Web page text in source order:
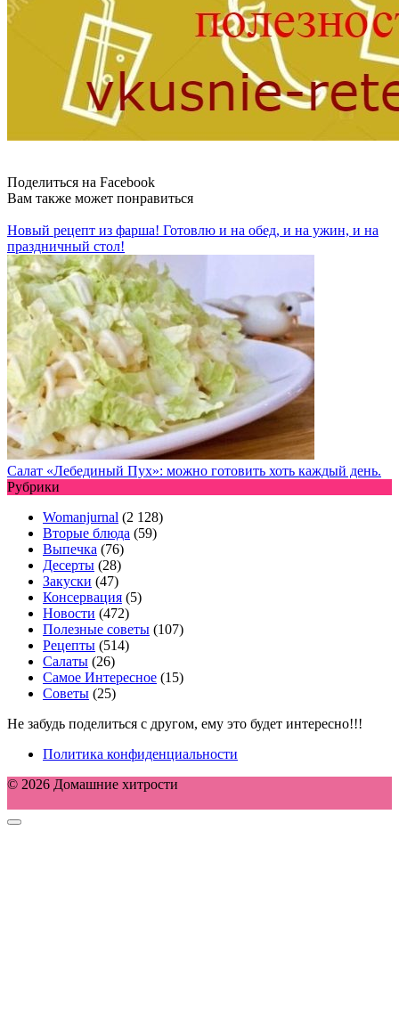
Поделиться на Facebook
Вам также может понравиться
Новый рецепт из фарша! Готовлю и на обед, и на ужин, и на
праздничный стол!
Салат «Лебединый Пух»: можно готовить хоть каждый день.
Рубрики
Womanjurnal (2 128)
Вторые блюда (59)
Выпечка (76)
Десерты (28)
Закуски (47)
Консервация (5)
Новости (472)
Полезные советы (107)
Рецепты (514)
Салаты (26)
Самое Интересное (15)
Советы (25)
Не забудь поделиться с другом, ему это будет интересно!!!
Политика конфиденциальности
© 2026 Домашние хитрости